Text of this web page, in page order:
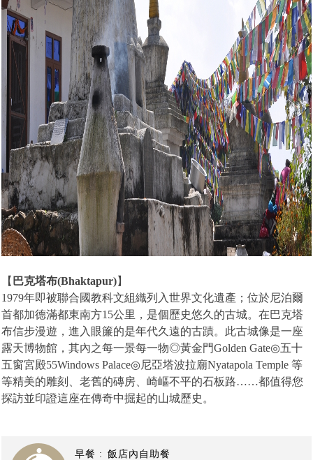
【 巴克塔布(Bhaktapur)】
1979年即被聯合國教科文組織列入世界文化遺產；位於尼泊爾
首都加德滿都東南方15公里，是個歷史悠久的古城。在巴克塔
布信步漫遊，進入眼簾的是年代久遠的古蹟。此古城像是一座
露天博物館，其內之每一景每一物◎黃金門Golden Gate◎五十
五窗宮殿55Windows Palace◎尼亞塔波拉廟Nyatapola Temple 等
等精美的雕刻、老舊的磚房、崎嶇不平的石板路……都值得您
探訪並印證這座在傳奇中掘起的山城歷史。
早餐 : 飯店內自助餐